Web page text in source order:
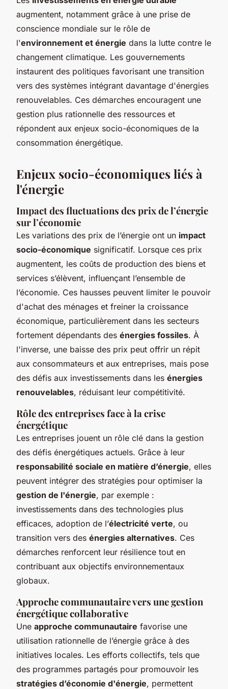
augmentent, notamment grâce à une prise de
conscience mondiale sur le rôle de
l'environnement et énergie dans la lutte contre le
changement climatique. Les gouvernements
instaurent des politiques favorisant une transition
vers des systèmes intégrant davantage d'énergies
renouvelables. Ces démarches encouragent une
gestion plus rationnelle des ressources et
répondent aux enjeux socio-économiques de la
consommation énergétique.
Enjeux socio-économiques liés à
l'énergie
Impact des fluctuations des prix de l’énergie
sur l’économie
Les variations des prix de l’énergie ont un impact
socio-économique significatif. Lorsque ces prix
augmentent, les coûts de production des biens et
services s’élèvent, influençant l’ensemble de
l’économie. Ces hausses peuvent limiter le pouvoir
d'achat des ménages et freiner la croissance
économique, particulièrement dans les secteurs
fortement dépendants des énergies fossiles. À
l'inverse, une baisse des prix peut offrir un répit
aux consommateurs et aux entreprises, mais pose
des défis aux investissements dans les énergies
renouvelables, réduisant leur compétitivité.
Rôle des entreprises face à la crise
énergétique
Les entreprises jouent un rôle clé dans la gestion
des défis énergétiques actuels. Grâce à leur
responsabilité sociale en matière d’énergie, elles
peuvent intégrer des stratégies pour optimiser la
gestion de l'énergie, par exemple :
investissements dans des technologies plus
efficaces, adoption de l’électricité verte, ou
transition vers des énergies alternatives. Ces
démarches renforcent leur résilience tout en
contribuant aux objectifs environnementaux
globaux.
Approche communautaire vers une gestion
énergétique collaborative
Une approche communautaire favorise une
utilisation rationnelle de l’énergie grâce à des
initiatives locales. Les efforts collectifs, tels que
des programmes partagés pour promouvoir les
stratégies d’économie d'énergie, permettent